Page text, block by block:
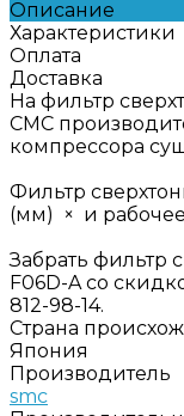
Описание
Характеристики
Оплата
Доставка
На фильтр
СМС
компрессора
Фильтр
(мм) × и рабочее
Забрать фильтр
F06D-A со
812-98-14.
Страна
Япония
Производитель
smc